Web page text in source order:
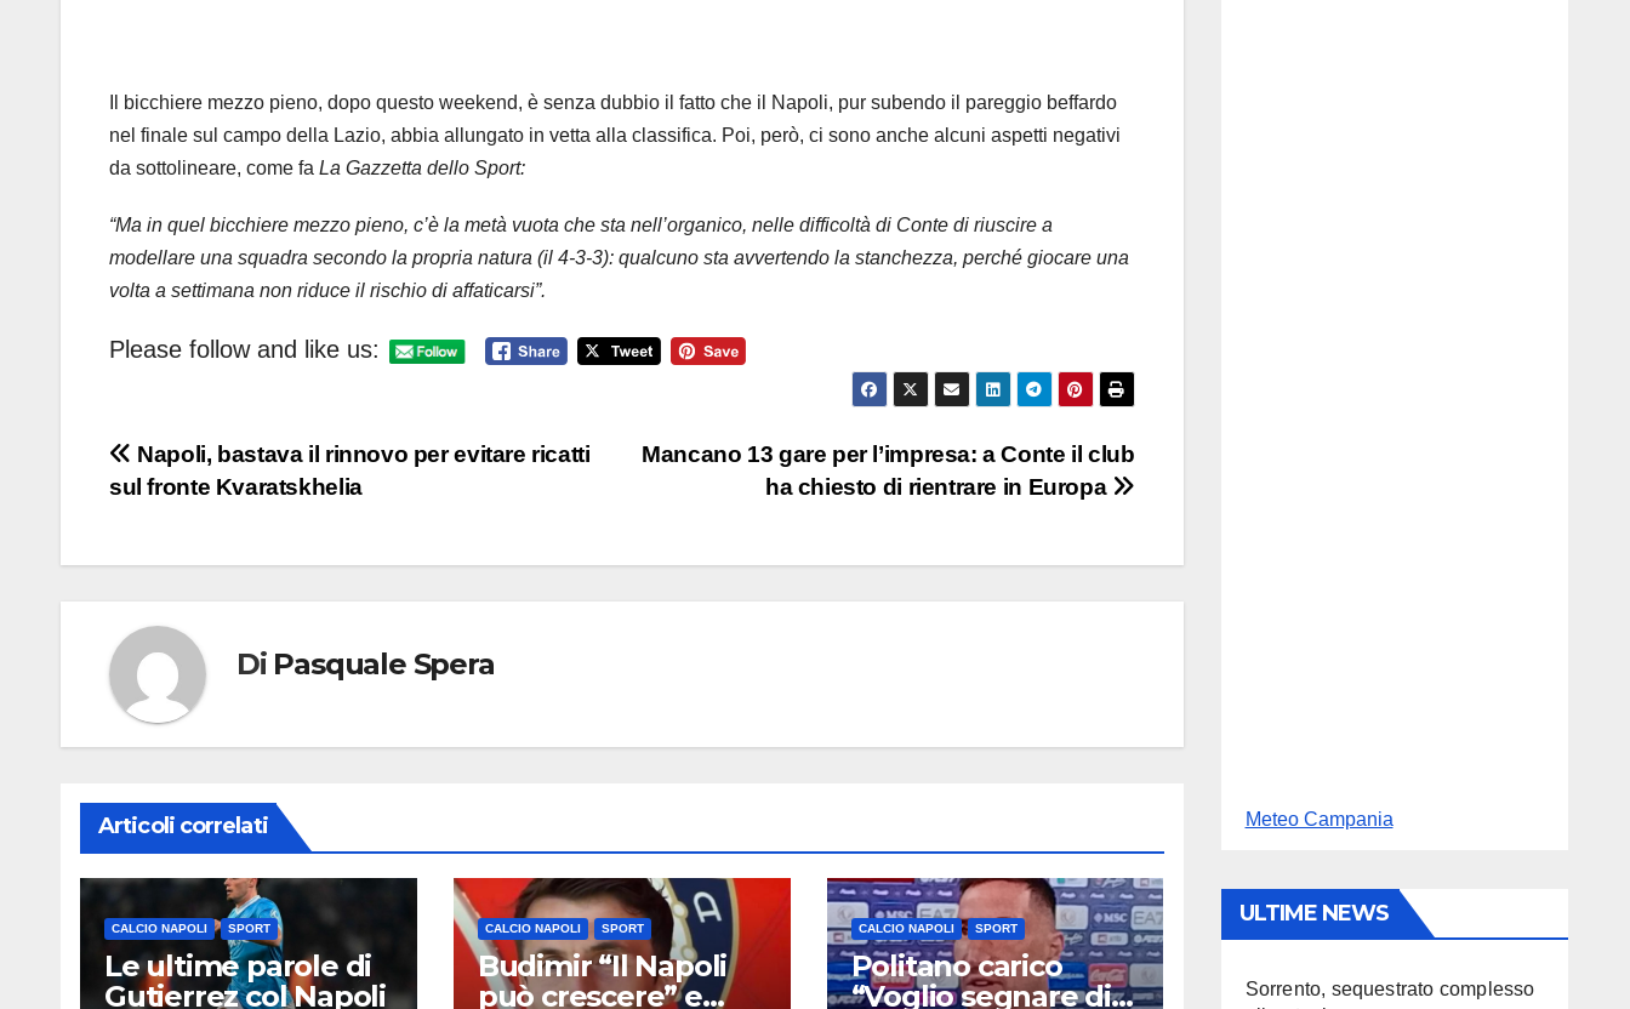
Il bicchiere mezzo pieno, dopo questo weekend, è senza dubbio il fatto che il Napoli, pur subendo il pareggio beffardo
nel finale sul campo della Lazio, abbia allungato in vetta alla classifica. Poi, però, ci sono anche alcuni aspetti negativi
da sottolineare, come fa La Gazzetta dello Sport:
“Ma in quel bicchiere mezzo pieno, c’è la metà vuota che sta nell’organico, nelle difficoltà di Conte di riuscire a
modellare una squadra secondo la propria natura (il 4-3-3): qualcuno sta avvertendo la stanchezza, perché giocare una
volta a settimana non riduce il rischio di affaticarsi”.
Please follow and like us:
Navigazione
Mancano 13 gare per l’impresa: a Conte il club
ha chiesto di rientrare in Europa
Napoli, bastava il rinnovo per evitare ricatti
sul fronte Kvaratskhelia
Di Pasquale Spera
Articoli correlati
CALCIO NAPOLI SPORT
Le ultime parole di
Gutierrez col Napoli
CALCIO NAPOLI SPORT
Budimir “Il Napoli
può crescere” e
CALCIO NAPOLI SPORT
Politano carico
“Voglio segnare di
Meteo Campania
ULTIME NEWS
Sorrento, sequestrato complesso